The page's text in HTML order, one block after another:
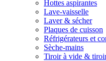
Hottes aspirantes
Lave-vaisselle
Laver & sécher
Plaques de cuisson
Réfrigérateurs et
Sèche-mains
Tiroir à vide &